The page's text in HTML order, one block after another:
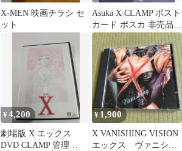
X-MEN 映画チラシ セ
ット
Asuka X CLAMP ポスト
カード ポスカ 非売品
特典 有洙川空汰
¥4,200
劇場版 X エックス
DVD CLAMP 管理
¥1,900
X VANISHING VISION
エックス ヴァニシン